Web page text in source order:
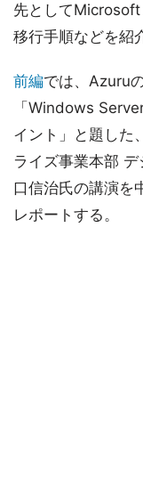
先として
移行手順などを紹
前編では、Azuru
「Windows
イント」と題した
ライズ事業本部
口信治氏の講演を
レポートする。